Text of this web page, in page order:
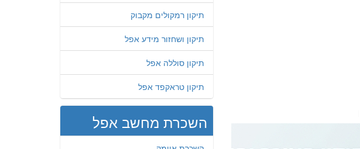
תיקון רמקולים מקבוק
תיקון ושחזור מידע אפל
תיקון סוללה אפל
תיקון טראקפד אפל
השכרת מחשב אפל